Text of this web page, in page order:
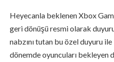
Heyecanla beklenen Xbox
geri dönüşü resmi olarak
nabzını tutan bu özel duyuru
dönemde oyuncuları bekleyen